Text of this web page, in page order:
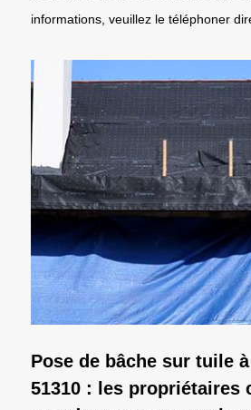
informations, veuillez le téléphoner
Pose de bâche sur tuile
51310 : les propriétaires